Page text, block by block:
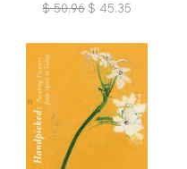
$ 50.96 $ 45.35